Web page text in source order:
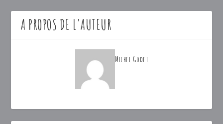
A PROPOS DE L'AUTEUR
Michel Godet